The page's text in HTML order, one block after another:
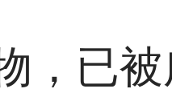
，已